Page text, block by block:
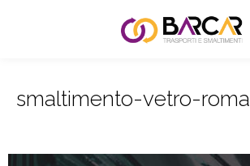
smaltimento-vetro-roma